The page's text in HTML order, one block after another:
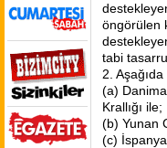
öngörülen
tabi
2. Aşağıda
(a)
Krallığı ile;
(b) Yunan
(c)